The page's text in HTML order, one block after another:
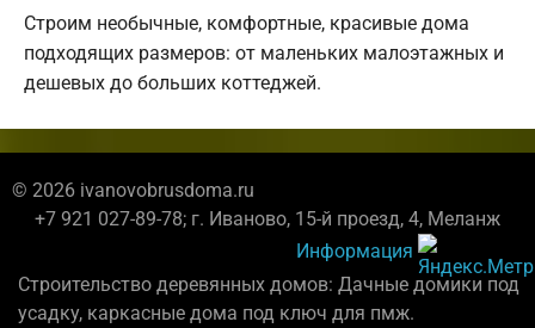
Строим необычные, комфортные, красивые дома
подходящих размеров: от маленьких малоэтажных и
дешевых до больших коттеджей.
© 2026 ivanovobrusdoma.ru
+7 921 027-89-78; г. Иваново, 15-й проезд, 4, Меланж
Информация
Строительство деревянных домов: Дачные домики под
усадку, каркасные дома под ключ для пмж.